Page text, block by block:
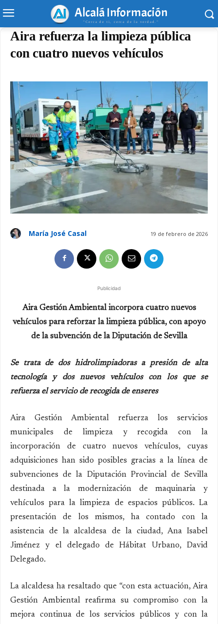
Alcalá Información
"Cerca de ti, cerca de la verdad."
Aira refuerza la limpieza pública
con cuatro nuevos vehículos
19 de febrero de 2026
María José Casal
Publicidad
Aira Gestión Ambiental incorpora cuatro nuevos
vehículos para reforzar la limpieza pública, con apoyo
de la subvención de la Diputación de Sevilla
Se trata de dos hidrolimpiadoras a presión de alta
tecnología y dos nuevos vehículos con los que se
refuerza el servicio de recogida de enseres
Aira Gestión Ambiental refuerza los servicios
municipales de limpieza y recogida con la
incorporación de cuatro nuevos vehículos, cuyas
adquisiciones han sido posibles gracias a la línea de
subvenciones de la Diputación Provincial de Sevilla
destinada a la modernización de maquinaria y
vehículos para la limpieza de espacios públicos. La
presentación de los mismos, ha contado con la
asistencia de la alcaldesa de la ciudad, Ana Isabel
Jiménez y el delegado de Hábitat Urbano, David
Delegado.
La alcaldesa ha resaltado que “con esta actuación, Aira
Gestión Ambiental reafirma su compromiso con la
mejora continua de los servicios públicos y con la